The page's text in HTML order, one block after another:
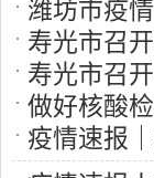
潍坊市疫
寿光市召
寿光市召
做好核酸
疫情速报